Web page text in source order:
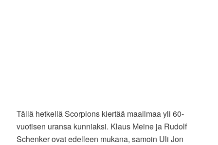
Tällä hetkellä Scorpions kiertää maailmaa yli 60-
vuotisen uransa kunniaksi. Klaus Meine ja Rudolf
Schenker ovat edelleen mukana, samoin Uli Jon